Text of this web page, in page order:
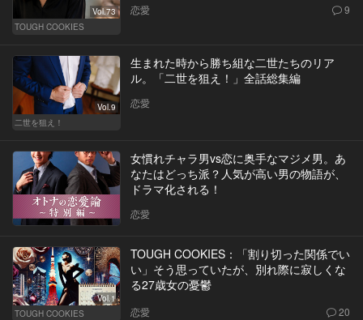
Vol.73
TOUGH COOKIES
恋愛 9
Vol.9
二世を狙え！
生まれた時から勝ち組な二世たちのリア
ル。「二世を狙え！」全話総集編
恋愛
女慣れチャラ男vs恋に奥手なマジメ男。あ
なたはどっち派？人気が高い男の物語が、
ドラマ化される！
恋愛
Vol.1
TOUGH COOKIES
TOUGH COOKIES：「割り切った関係でい
い」そう思っていたが、別れ際に寂しくな
る27歳女の憂鬱
恋愛 20